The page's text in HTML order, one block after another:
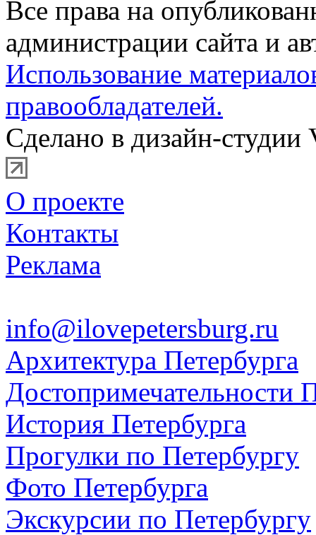
Все права на
администрации сайта и
Использование
правообладателей.
Сделано в дизайн-студии
О проекте
Контакты
Реклама
info@ilovepetersburg.ru
Архитектура Петербурга
Достопримечательности
История Петербурга
Прогулки по Петербургу
Фото Петербурга
Экскурсии по Петербургу